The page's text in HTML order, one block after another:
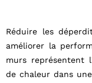
Réduire les
améliorer la
murs représentent
de chaleur dans